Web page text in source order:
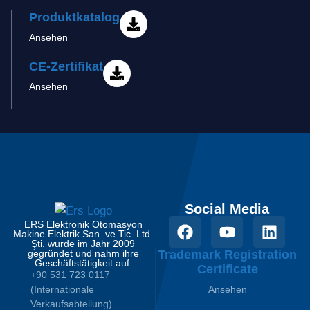
Produktkatalog
Ansehen
CE-Zertifikat
Ansehen
ERS Elektronik Otomasyon
Makine Elektrik San. ve Tic. Ltd.
Şti. wurde im Jahr 2009
gegründet und nahm ihre
Geschäftstätigkeit auf.
+90 531 723 0117
(Internationale
Verkaufsabteilung)
Social Media
Trademark Registration
Certificate
Ansehen